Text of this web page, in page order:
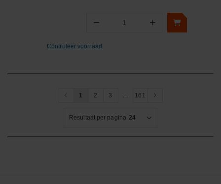
− Aantal +
Controleer voorraad
1 2 3 ... 161
Resultaat per pagina 24